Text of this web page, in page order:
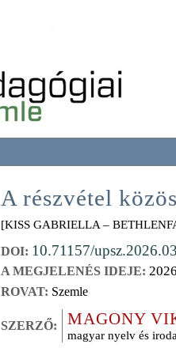
A részvétel
[KISS GABRIELLA –
DOI: 10.71157/
A MEGJELENÉS IDEJE:
ROVAT: Szemle
SZERZŐ: MAGONY
magyar nyelv és